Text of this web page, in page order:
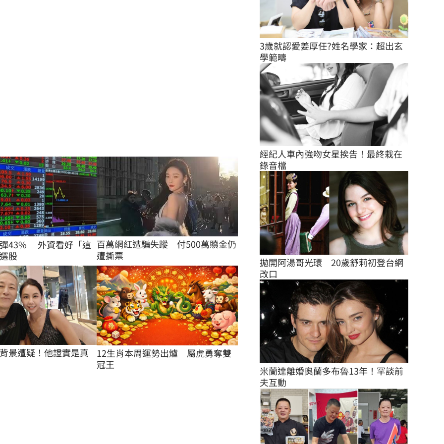
43% 外資看好「這
股
百萬網紅遭騙失蹤　付500萬贖金仍
遭撕票
景遭疑！他證實是真
12生肖本周運勢出爐　屬虎勇奪雙
冠王
3歲就認愛姜厚任?姓名學家：超出玄
學範疇
經紀人車內強吻女星挨告！最終栽在
錄音檔
拋開阿湯哥光環　20歲舒莉初登台網
改口
米蘭達離婚奧蘭多布魯13年！罕談前
夫互動